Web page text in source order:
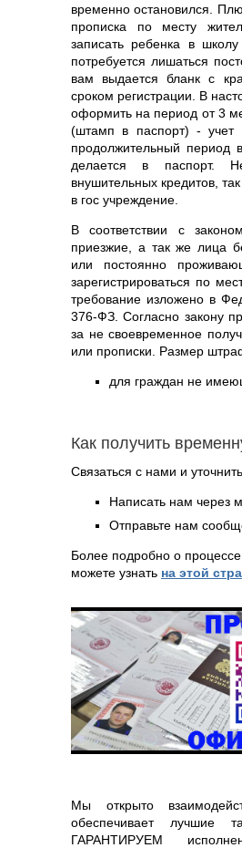
временно остановился.
прописка по месту
записать ребенка в
потребуется лишаться
вам выдается бланк с
сроком регистрации. В
оформить на период от 3
(штамп в паспорт) - учет
продолжительный
делается в паспорт.
внушительных кредитов,
в гос учреждение.
В соответствии с
приезжие, а так же лица
или постоянно
зарегистрироваться по
требование изложено в
376-ФЗ. Согласно закону
за не своевременное
или прописки. Размер
для граждан не
Как получить
Связаться с нами и
Написать нам через
Отправьте нам
Более подробно о
можете узнать на этой
Мы открыто
обеспечивает лучшие
ГАРАНТИРУЕМ